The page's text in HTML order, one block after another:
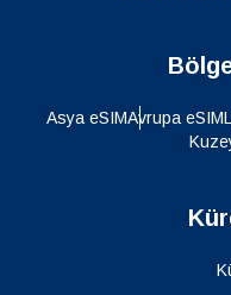
Asya eSIMAvrupa eSIM